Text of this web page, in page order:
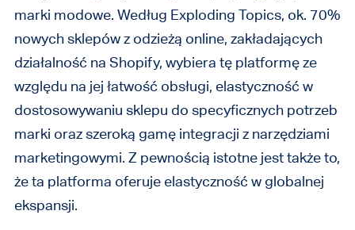
marki modowe. Według Exploding Topics, ok. 70%
nowych sklepów z odzieżą online, zakładających
działalność na Shopify, wybiera tę platformę ze
względu na jej łatwość obsługi, elastyczność w
dostosowywaniu sklepu do specyficznych potrzeb
marki oraz szeroką gamę integracji z narzędziami
marketingowymi. Z pewnością istotne jest także to,
że ta platforma oferuje elastyczność w globalnej
ekspansji.